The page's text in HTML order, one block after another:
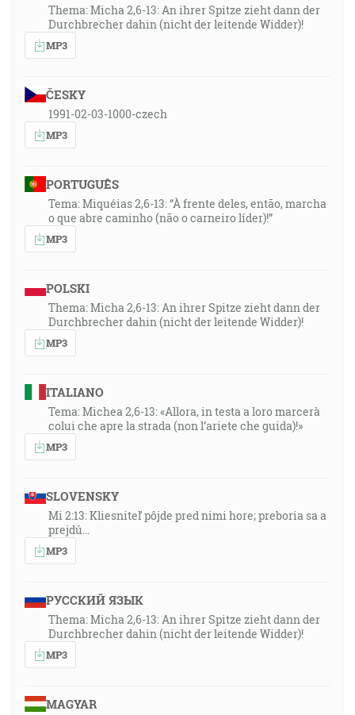
Thema: Micha 2,6-13: An ihrer Spitze zieht dann der
Durchbrecher dahin (nicht der leitende Widder)!
MP3
ČESKY
1991-02-03-1000-czech
MP3
PORTUGUÊS
Tema: Miquéias 2,6-13: “À frente deles, então, marcha
o que abre caminho (não o carneiro líder)!”
MP3
POLSKI
Thema: Micha 2,6-13: An ihrer Spitze zieht dann der
Durchbrecher dahin (nicht der leitende Widder)!
MP3
ITALIANO
Tema: Michea 2,6-13: «Allora, in testa a loro marcerà
colui che apre la strada (non l’ariete che guida)!»
MP3
SLOVENSKY
Mi 2:13: Kliesniteľ pôjde pred nimi hore; preboria sa a
prejdú…
MP3
РУССКИЙ ЯЗЫК
Thema: Micha 2,6-13: An ihrer Spitze zieht dann der
Durchbrecher dahin (nicht der leitende Widder)!
MP3
MAGYAR